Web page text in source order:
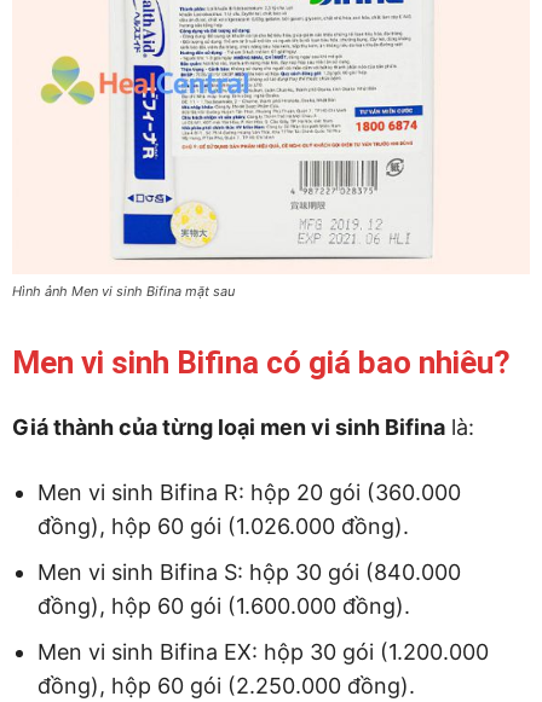
Hình ảnh Men vi sinh Bifina mặt sau
Men vi sinh Bifina có giá bao nhiêu?
Giá thành của từng loại men vi sinh Bifina là:
Men vi sinh Bifina R: hộp 20 gói (360.000
đồng), hộp 60 gói (1.026.000 đồng).
Men vi sinh Bifina S: hộp 30 gói (840.000
đồng), hộp 60 gói (1.600.000 đồng).
Men vi sinh Bifina EX: hộp 30 gói (1.200.000
đồng), hộp 60 gói (2.250.000 đồng).